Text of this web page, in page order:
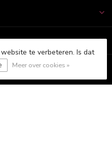
te verbeteren. Is dat
Meer over cookies »